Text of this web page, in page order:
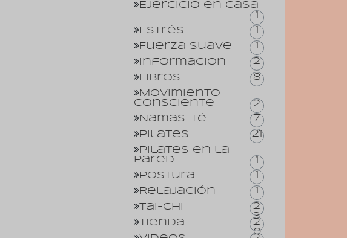
Ejercicio en casa
1
Estrés
1
Fuerza suave
1
Informacion
2
Libros
8
Movimiento
consciente
2
Namas-té
7
Pilates
21
Pilates en la
pared
1
Postura
1
Relajación
1
Tai-Chi
2
3
Tienda
2
0